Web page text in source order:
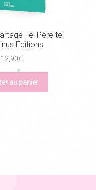
Tel Père tel
Éditions
12,90€
au panier